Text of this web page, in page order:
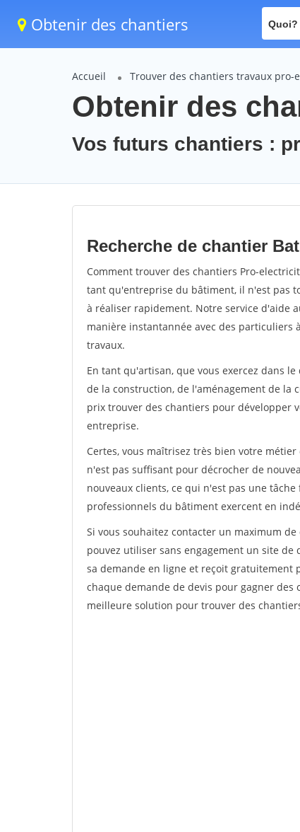
Obtenir des chantiers Quoi?
Accueil Trouver des chantiers travaux pro-
Obtenir des
Vos futurs chantiers :
Recherche de chantier
Comment trouver des chantiers Pro-
tant qu'entreprise du bâtiment, il n'est pas
à réaliser rapidement. Notre service d'aide
manière instantannée avec des
travaux.
En tant qu'artisan, que vous exercez dans
de la construction, de l'aménagement de la
prix trouver des chantiers pour développer
entreprise.
Certes, vous maîtrisez très bien votre
n'est pas suffisant pour décrocher de
nouveaux clients, ce qui n'est pas une
professionnels du bâtiment exercent en
Si vous souhaitez contacter un maximum
pouvez utiliser sans engagement un site
sa demande en ligne et reçoit gratuitement
chaque demande de devis pour gagner
meilleure solution pour trouver des